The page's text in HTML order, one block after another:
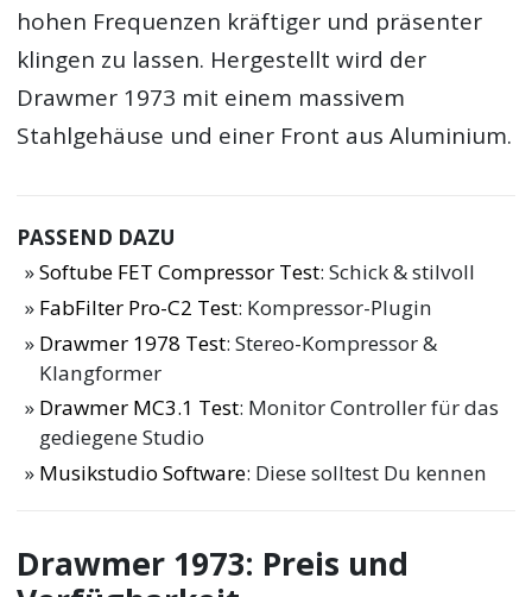
hohen Frequenzen kräftiger und präsenter
klingen zu lassen. Hergestellt wird der
Drawmer 1973 mit einem massivem
Stahlgehäuse und einer Front aus Aluminium.
PASSEND DAZU
Softube FET Compressor Test: Schick & stilvoll
FabFilter Pro-C2 Test: Kompressor-Plugin
Drawmer 1978 Test: Stereo-Kompressor &
Klangformer
Drawmer MC3.1 Test: Monitor Controller für das
gediegene Studio
Musikstudio Software: Diese solltest Du kennen
Drawmer 1973: Preis und